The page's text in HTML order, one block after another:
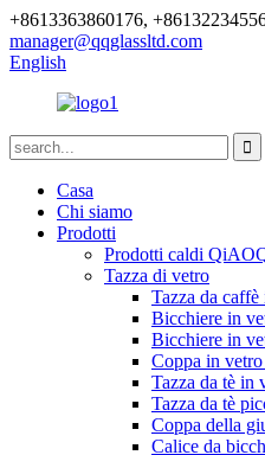
+8613363860176,
manager@qqglassltd.com
English
Casa
Chi siamo
Prodotti
Prodotti caldi
Tazza di vetro
Tazza da
Bicchiere in
Bicchiere in
Coppa in
Tazza da tè in
Tazza da tè
Coppa della
Calice da